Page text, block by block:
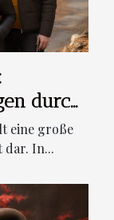
durch
eine große
dar. In...